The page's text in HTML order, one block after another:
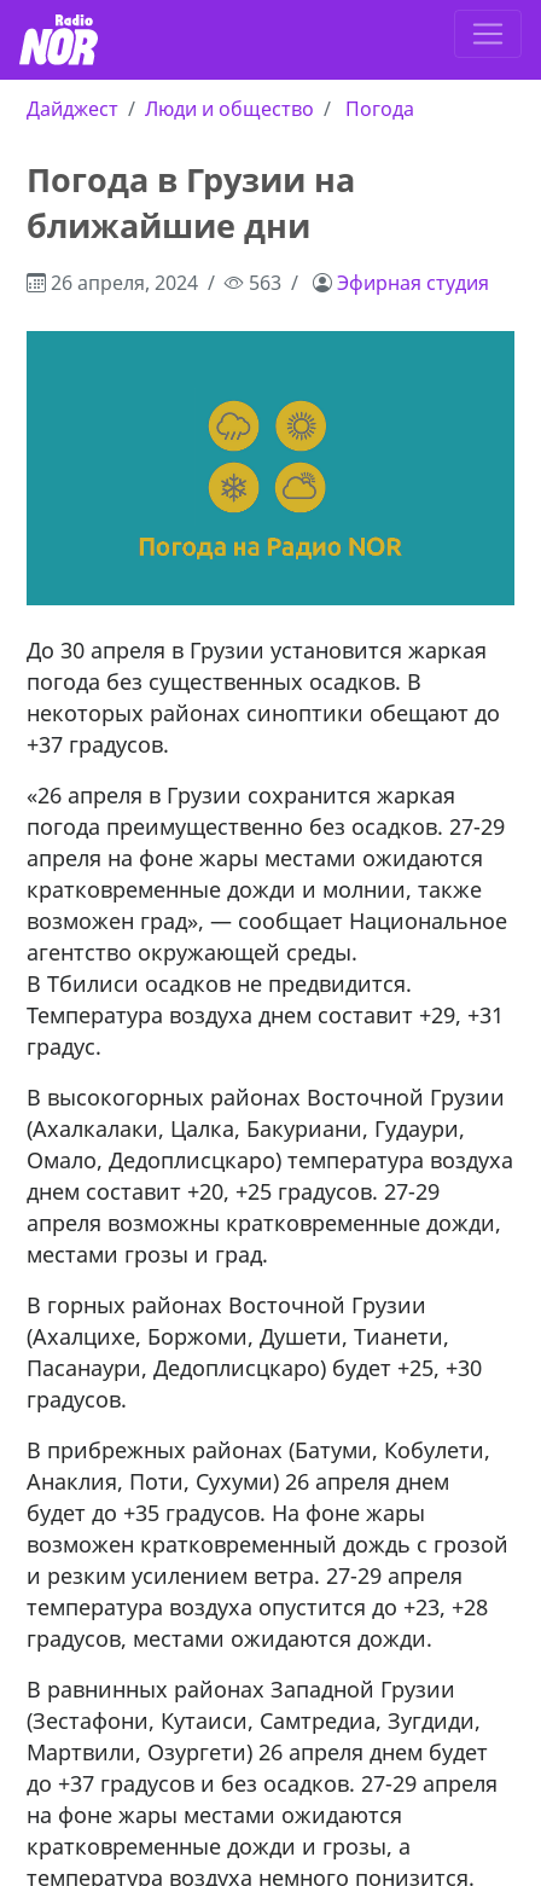
Дайджест Люди и общество Погода
Погода в Грузии на
ближайшие дни
26 апреля, 2024 563 Эфирная студия
До 30 апреля в Грузии установится жаркая
погода без существенных осадков. В
некоторых районах синоптики обещают до
+37 градусов.
«26 апреля в Грузии сохранится жаркая
погода преимущественно без осадков. 27-29
апреля на фоне жары местами ожидаются
кратковременные дожди и молнии, также
возможен град», — сообщает Национальное
агентство окружающей среды.
В Тбилиси осадков не предвидится.
Температура воздуха днем ​​составит +29, +31
градус.
В высокогорных районах Восточной Грузии
(Ахалкалаки, Цалка, Бакуриани, Гудаури,
Омало, Дедоплисцкаро) температура воздуха
днем ​​составит +20, +25 градусов. 27-29
апреля возможны кратковременные дожди,
местами грозы и град.
В горных районах Восточной Грузии
(Ахалцихе, Боржоми, Душети, Тианети,
Пасанаури, Дедоплисцкаро) будет +25, +30
градусов.
В прибрежных районах (Батуми, Кобулети,
Анаклия, Поти, Сухуми) 26 апреля днем ​​
будет до +35 градусов. На фоне жары ​​
возможен кратковременный дождь с грозой
и резким усилением ветра. 27-29 апреля
температура воздуха ​​опустится до +23, +28
градусов, местами ожидаются дожди.
В равнинных районах Западной Грузии
(Зестафони, Кутаиси, Самтредиа, Зугдиди,
Мартвили, Озургети) 26 апреля днем будет
до +37 градусов и без осадков.​​ 27-29 апреля
на фоне жары местами ожидаются
кратковременные дожди и грозы, а
температура воздуха немного понизится.